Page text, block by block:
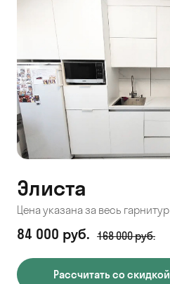
Элиста
Цена указана за весь гарнитур
84 000 руб. 168 000 руб.
Рассчитать со скидкой